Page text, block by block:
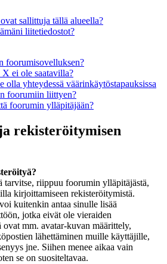
sallittuja tällä alueella?
liitetiedostot?
foorumisovelluksen?
ei ole saatavilla?
olla yhteydessä väärinkäytöstapauksissa
foorumiin liittyen?
foorumin ylläpitäjään?
rekisteröitymisen
tarvitse, riippuu foorumin ylläpitäjästä,
kirjoittamiseen rekisteröitymistä.
kuitenkin antaa sinulle lisää
jotka eivät ole vieraiden
ovat mm. avatar-kuvan määrittely,
lähettäminen muille käyttäjille,
jne. Siihen menee aikaa vain
se on suositeltavaa.